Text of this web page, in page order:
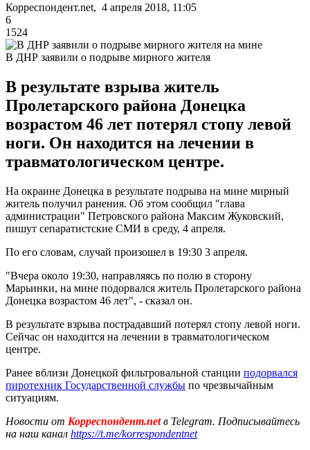
Корреспондент.net, 4 апреля 2018, 11:05
6
1524
В ДНР заявили о подрыве мирного жителя
В результате взрыва житель
Пролетарского района Донецка
возрастом 46 лет потерял стопу левой
ноги. Он находится на лечении в
травматологическом центре.
На окраине Донецка в результате подрыва на мине мирный
житель получил ранения. Об этом сообщил "глава
администрации" Петровского района Максим Жуковский,
пишут сепаратистские СМИ в среду, 4 апреля.
По его словам, случай произошел в 19:30 3 апреля.
"Вчера около 19:30, направляясь по полю в сторону
Марьинки, на мине подорвался житель Пролетарского района
Донецка возрастом 46 лет", - сказал он.
В результате взрыва пострадавший потерял стопу левой ноги.
Сейчас он находится на лечении в травматологическом
центре.
Ранее вблизи Донецкой фильтровальной станции подорвался
пиротехник Государственной службы по чрезвычайным
ситуациям.
Новости от Корреспондент.netв Telegram. Подписывайтесь
на наш канал https://t.me/korrespondentnet